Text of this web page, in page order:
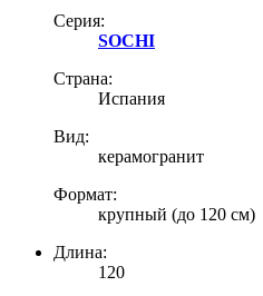
Серия:
SOCHI
Страна:
Испания
Вид:
керамогранит
Формат:
крупный (до 120 см)
Длина:
120